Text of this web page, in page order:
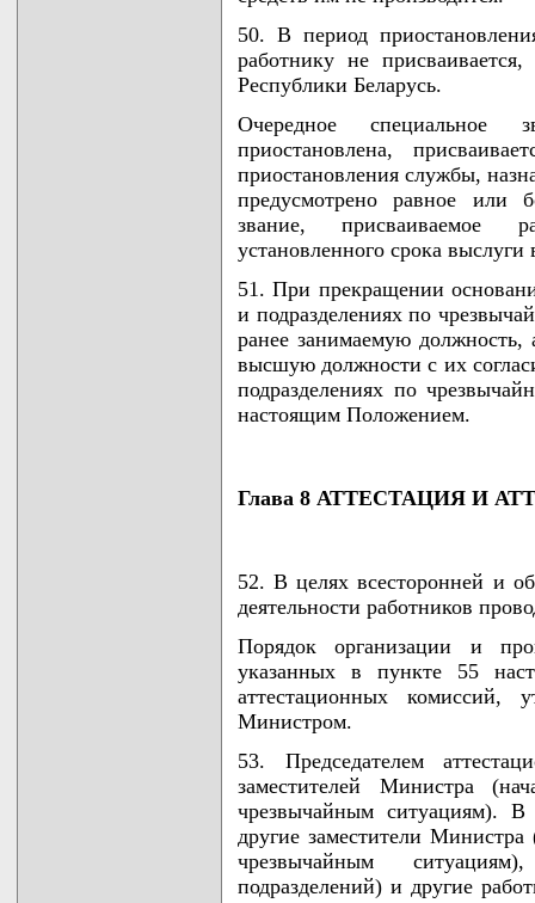
50. В период
работнику не
Республики Беларусь.
Очередное специальное
приостановлена,
приостановления службы,
предусмотрено равное или
звание, присваиваемое
установленного срока
51. При прекращении
и подразделениях по
ранее занимаемую
высшую должности с их
подразделениях по
настоящим Положением.
Глава 8 АТТЕСТАЦИЯ И
52. В целях всесторонней и
деятельности работников
Порядок организации и
указанных в пункте 55
аттестационных комиссий,
Министром.
53. Председателем
заместителей Министра
чрезвычайным ситуациям). В
другие заместители
чрезвычайным
подразделений) и другие